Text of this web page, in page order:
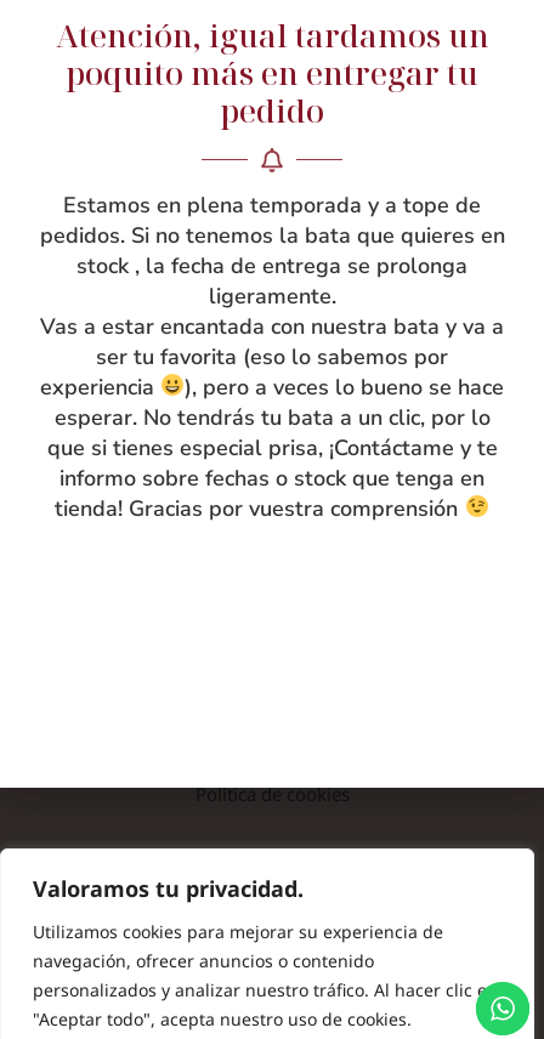
Valoramos tu privacidad.
Utilizamos cookies para mejorar su experiencia de
navegación, ofrecer anuncios o contenido
personalizados y analizar nuestro tráfico. Al hacer clic en
"Aceptar todo", acepta nuestro uso de cookies.
NOSOTRAS
Rebeca García
Blog
Contacto
Política de cookies
© Copyright 2024 Batas de Colegio Originales. Todos los
derechos reservados.
Atención, igual tardamos un
poquito más en entregar tu
pedido
Estamos en plena temporada y a tope de
pedidos. Si no tenemos la bata que quieres en
stock , la fecha de entrega se prolonga
ligeramente.
Vas a estar encantada con nuestra bata y va a
ser tu favorita (eso lo sabemos por
experiencia
), pero a veces lo bueno se hace
esperar. No tendrás tu bata a un clic, por lo
que si tienes especial prisa, ¡Contáctame y te
informo sobre fechas o stock que tenga en
tienda! Gracias por vuestra comprensión